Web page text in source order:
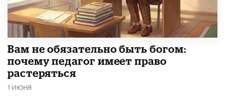
​Вам не обязательно быть богом:
почему педагог имеет право
растеряться
1 ИЮНЯ